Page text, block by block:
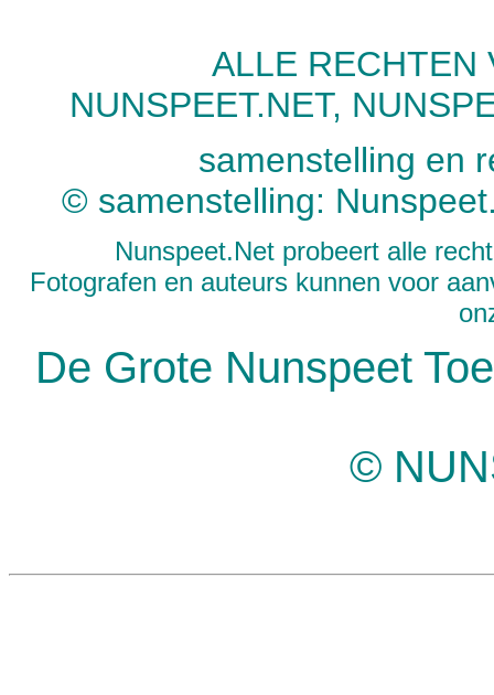
ALLE RECHTEN
NUNSPEET.NET,
samenstelling en
© samenstelling:
Nunspeet.Net probeert alle
Fotografen en auteurs kunnen voor
De Grote Nunspeet
©